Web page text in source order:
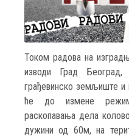
Током радова на
изводи Град
грађевинско земљиште
ће до измене
раскопавања дела
дужини од 60м, на